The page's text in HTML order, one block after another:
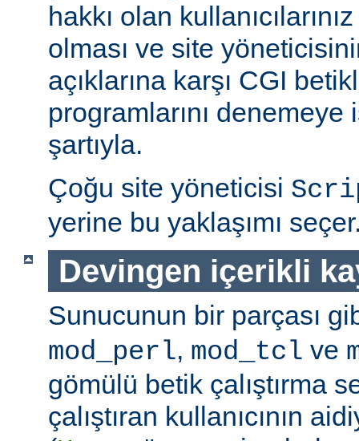
hakkı olan
olması ve site
açıklarına karşı CGI
programlarını denemeye
şartıyla.
Çoğu site yöneticisi
yerine bu yaklaşımı
Devingen içerikli
Sunucunun bir parçası
mod_perl, mod_tcl ve
gömülü betik çalıştırma
çalıştıran kullanıcının